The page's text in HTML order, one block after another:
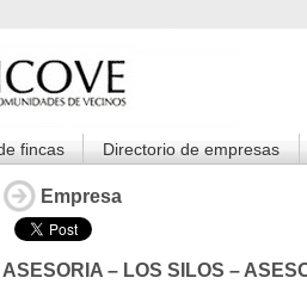
fincas Directorio de empresas
Empresa
ASESORIA – LOS SILOS –